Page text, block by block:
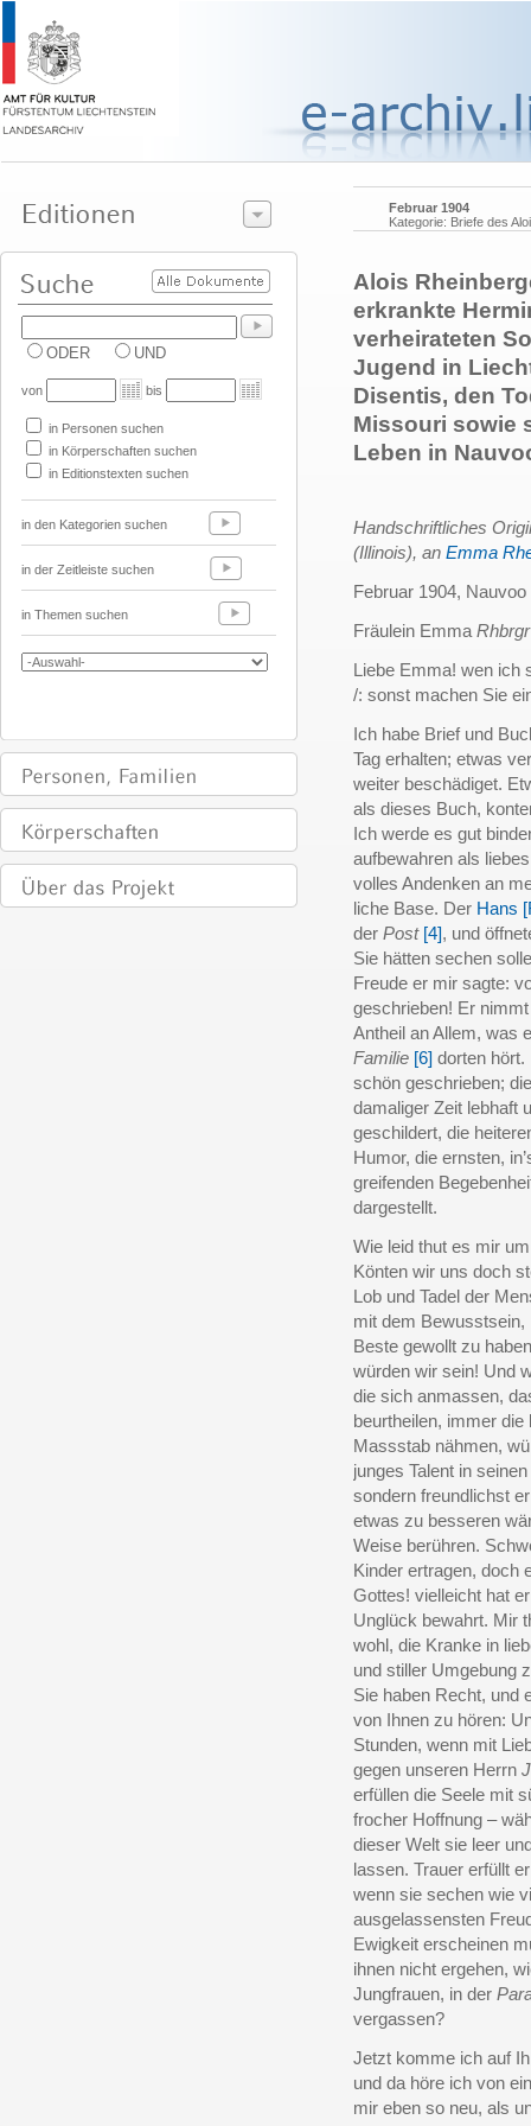
ODER UND
von bis
in Personen suchen
in Körperschaften suchen
in Editionstexten suchen
in den Kategorien suchen
in der Zeitleiste suchen
in Themen suchen
Februar 1904
Kategorie: Briefe des
Alois
erkrankte
verheirateten
Jugend in
Disentis, den
Missouri sowie
Leben in
Handschriftliches
(Illinois), an Emma
Februar 1904, Nauvoo
Fräulein Emma Rhbrgr
Liebe Emma! wen ich
/: sonst machen Sie
Ich habe Brief und
Tag erhalten; etwas
weiter beschädiget.
als dieses Buch,
Ich werde es gut
aufbewahren als
volles Andenken an
liche Base. Der Hans
der Post [4], und
Sie hätten sechen
Freude er mir sagte:
geschrieben! Er
Antheil an Allem, was
Familie [6] dorten
schön geschrieben;
damaliger Zeit lebhaft
geschildert, die
Humor, die ernsten,
greifenden
dargestellt.
Wie leid thut es mir
Könten wir uns doch
Lob und Tadel der
mit dem
Beste gewollt zu
würden wir sein! Und
die sich anmassen,
beurtheilen, immer
Massstab nähmen,
junges Talent in
sondern freundlichst
etwas zu besseren
Weise berühren.
Kinder ertragen, doch
Gottes! vielleicht hat
Unglück bewahrt. Mir
wohl, die Kranke in
und stiller Umgebung
Sie haben Recht, und
von Ihnen zu hören:
Stunden, wenn mit
gegen unseren Herrn
erfüllen die Seele mit
frocher Hoffnung –
dieser Welt sie leer
lassen. Trauer erfüllt
wenn sie sechen wie
ausgelassensten
Ewigkeit erscheinen
ihnen nicht ergehen,
Jungfrauen, in der
vergassen?
Jetzt komme ich auf
und da höre ich von
mir eben so neu, als